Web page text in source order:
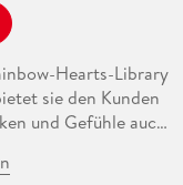
Hearts-Library
sie den Kunden
und Gefühle auch
lernt sie deren